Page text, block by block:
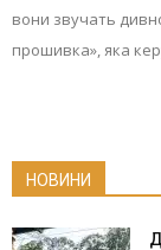
вони звучать
прошивка», яка
НОВИНИ